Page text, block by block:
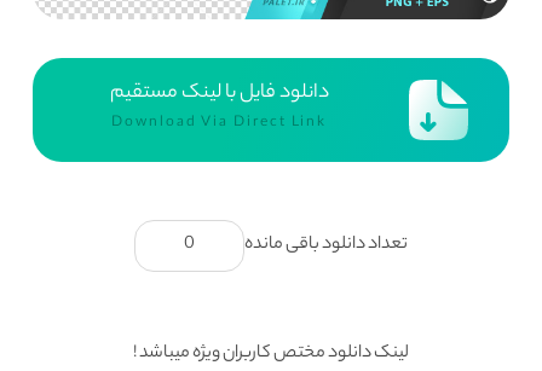
دانلود فایل با لینک مستقیم
Download Via Direct Link
تعداد دانلود باقی مانده 0
لینک دانلود مختص کاربران ویژه میباشد !